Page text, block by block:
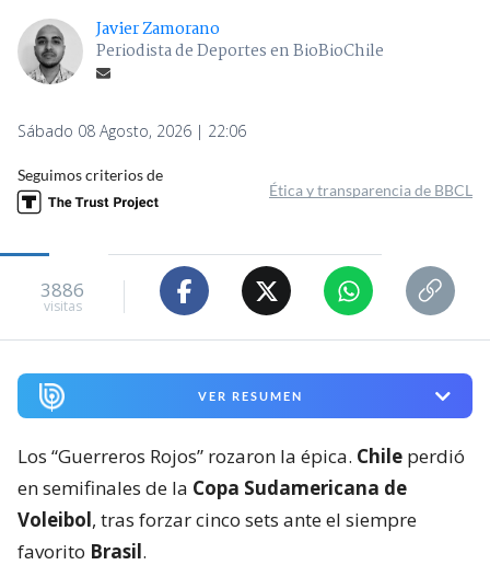
Javier Zamorano
Periodista de Deportes en BioBioChile
Sábado 08 Agosto, 2026 | 22:06
Seguimos criterios de
Ética y transparencia de BBCL
3886
visitas
VER RESUMEN
Los “Guerreros Rojos” rozaron la épica. Chile perdió
en semifinales de la Copa Sudamericana de
Voleibol, tras forzar cinco sets ante el siempre
favorito Brasil.